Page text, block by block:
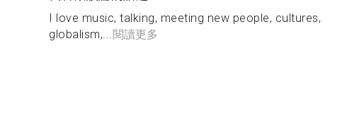
I love music, talking, meeting new people, cultures,
globalism,...閱讀更多